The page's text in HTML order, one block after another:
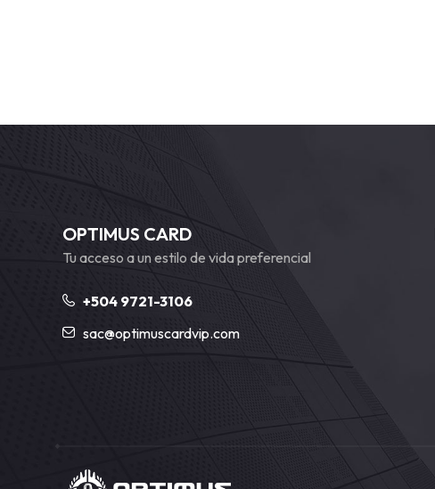
OPTIMUS CARD
Tu acceso a un estilo de vida preferencial
+504 9721-3106
sac@optimuscardvip.com